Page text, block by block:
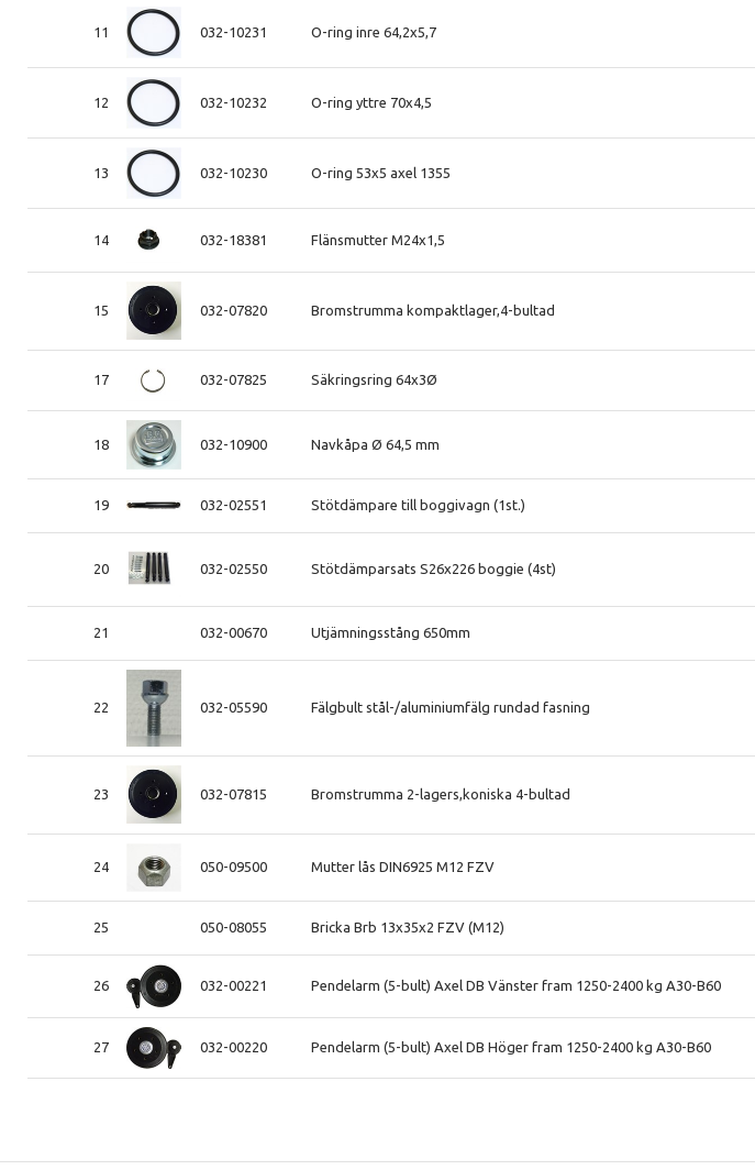
11 032-10231 O-ring inre 64,2x5,7
12 032-10232 O-ring yttre 70x4,5
13 032-10230 O-ring 53x5 axel 1355
14 032-18381 Flänsmutter M24x1,5
15 032-07820 Bromstrumma kompaktlager,4-bultad
17 032-07825 Säkringsring 64x3Ø
18 032-10900 Navkåpa Ø 64,5 mm
19 032-02551 Stötdämpare till boggivagn (1st.)
20 032-02550 Stötdämparsats S26x226 boggie (4st)
21 032-00670 Utjämningsstång 650mm
22 032-05590 Fälgbult stål-/aluminiumfälg rundad fasning
23 032-07815 Bromstrumma 2-lagers,koniska 4-bultad
24 050-09500 Mutter lås DIN6925 M12 FZV
25 050-08055 Bricka Brb 13x35x2 FZV (M12)
26 032-00221 Pendelarm (5-bult) Axel DB Vänster fram 1250-2400 kg A30-B60
27 032-00220 Pendelarm (5-bult) Axel DB Höger fram 1250-2400 kg A30-B60